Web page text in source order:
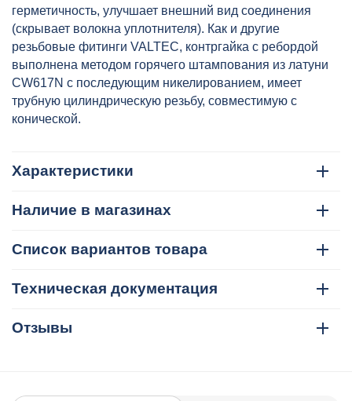
герметичность, улучшает внешний вид соединения
(скрывает волокна уплотнителя). Как и другие
резьбовые фитинги VALTEC, контргайка с ребордой
выполнена методом горячего штампования из латуни
CW617N с последующим никелированием, имеет
трубную цилиндрическую резьбу, совместимую с
конической.
Характеристики
Наличие в магазинах
Список вариантов товара
Техническая документация
Отзывы